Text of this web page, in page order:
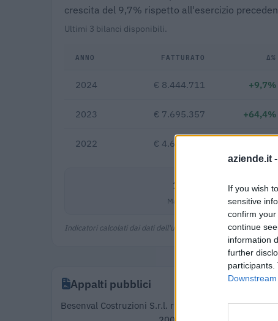
aziende.it -
If you wish
sensitive
confirm
continue
information
further
crescita del 9,7% rispetto all'esercizio
Ultimi 3 bilanci disponibili.
ANNO FATTURATO Δ%
2024 € 8.444.711 +9,7%
2023 € 7.695.357 +64,4%
2022 € 4.679.556
11,3%
Margine netto
Indicatori calcolati dai dati dell'ultimo bilancio disponibile.
Appalti pubblici
Besenval Costruzioni S.r.l. risulta aggiudicataria